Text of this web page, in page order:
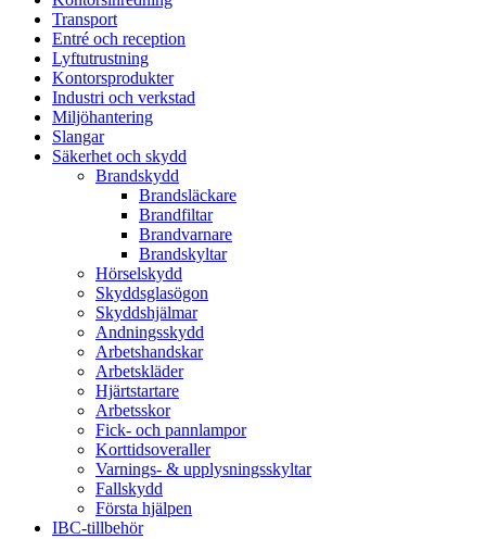
Transport
Entré och reception
Lyftutrustning
Kontorsprodukter
Industri och verkstad
Miljöhantering
Slangar
Säkerhet och skydd
Brandskydd
Brandsläckare
Brandfiltar
Brandvarnare
Brandskyltar
Hörselskydd
Skyddsglasögon
Skyddshjälmar
Andningsskydd
Arbetshandskar
Arbetskläder
Hjärtstartare
Arbetsskor
Fick- och pannlampor
Korttidsoveraller
Varnings- & upplysningsskyltar
Fallskydd
Första hjälpen
IBC-tillbehör